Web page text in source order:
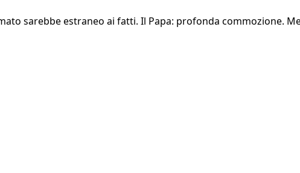
sarebbe estraneo ai fatti. Il Papa: profonda commozione.